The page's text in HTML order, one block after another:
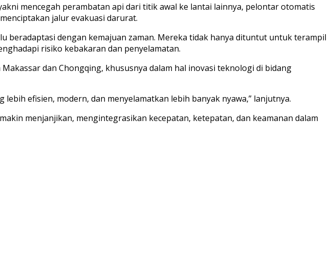
mencegah perambatan api dari titik awal ke lantai lainnya, pelontar otomatis
jalur evakuasi darurat.
beradaptasi dengan kemajuan zaman. Mereka tidak hanya dituntut untuk terampil
risiko kebakaran dan penyelamatan.
dan Chongqing, khususnya dalam hal inovasi teknologi di bidang
efisien, modern, dan menyelamatkan lebih banyak nyawa,” lanjutnya.
menjanjikan, mengintegrasikan kecepatan, ketepatan, dan keamanan dalam